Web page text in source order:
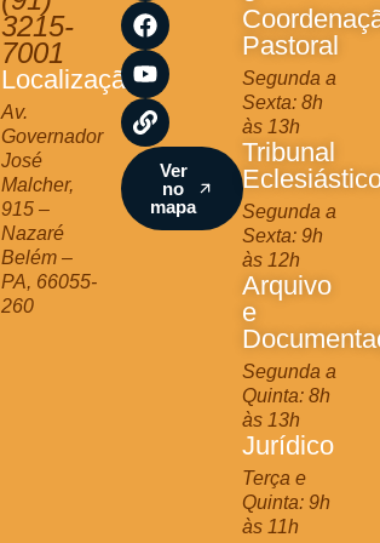
3215-
7001
Localização
Av.
Governador
José
Malcher,
915 –
Nazaré
Belém –
PA, 66055-
260
s
t
a
g
r
a
m
c
e
b
o
o
k
u
t
u
b
e
n
k
Ver
no
mapa
Pastoral
Segunda a
Sexta: 8h
às 13h
Tribunal
Segunda a
Sexta: 9h
às 12h
Arquivo
e
Segunda a
Quinta: 8h
às 13h
Jurídico
Terça e
Quinta: 9h
às 11h